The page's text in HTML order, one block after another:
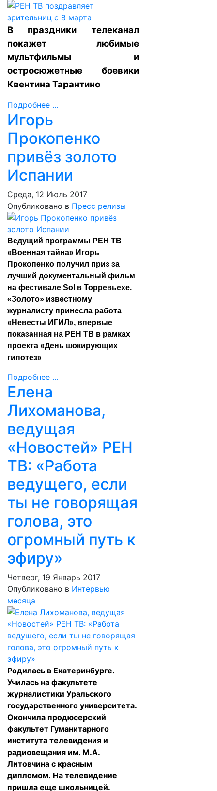
В праздники телеканал
покажет любимые
мультфильмы и
остросюжетные боевики
Квентина Тарантино
Подробнее ...
Игорь
Прокопенко
привёз золото
Испании
Среда, 12 Июль 2017
Опубликовано в Пресс релизы
Ведущий программы РЕН ТВ
«Военная тайна» Игорь
Прокопенко получил приз за
лучший документальный фильм
на фестивале Sol в Торревьехе.
«Золото» известному
журналисту принесла работа
«Невесты ИГИЛ», впервые
показанная на РЕН ТВ в рамках
проекта «День шокирующих
гипотез»
Подробнее ...
Елена
Лихоманова,
ведущая
«Новостей» РЕН
ТВ: «Работа
ведущего, если
ты не говорящая
голова, это
огромный путь к
эфиру»
Четверг, 19 Январь 2017
Опубликовано в Интервью
месяца
Родилась в Екатеринбурге.
Училась на факультете
журналистики Уральского
государственного университета.
Окончила продюсерский
факультет Гуманитарного
института телевидения и
радиовещания им. М.А.
Литовчина с красным
дипломом. На телевидение
пришла еще школьницей.